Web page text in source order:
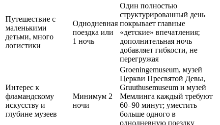
Путешествие с
маленькими
детьми, много
логистики
Однодневная
поездка или
1 ночь
Один полностью
структурированный день
покрывает главные
«детские» впечатления;
дополнительная ночь
добавляет гибкости, не
перегружая
Интерес к
фламандскому
искусству и
глубине музеев
Минимум 2
ночи
Groeningemuseum, музей
Церкви Пресвятой Девы,
Gruuthusemuseum и музей
Мемлинга каждый требуют
60–90 минут; уместить
больше одного в
однодневную поездку